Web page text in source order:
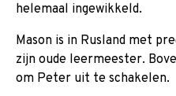
helemaal ingewikkeld.
Mason is in Rusland met
zijn oude leermeester.
om Peter uit te schakelen.